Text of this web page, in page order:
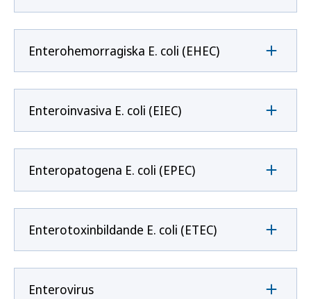
Enterohemorragiska E. coli (EHEC)
Enteroinvasiva E. coli (EIEC)
Enteropatogena E. coli (EPEC)
Enterotoxinbildande E. coli (ETEC)
Enterovirus